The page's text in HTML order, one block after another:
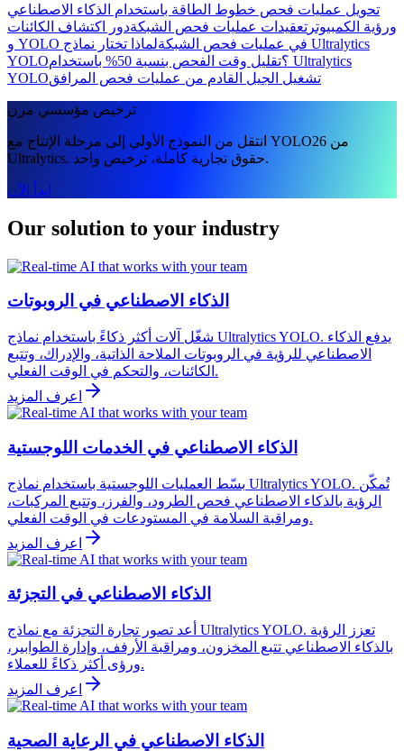
تحويل عمليات فحص خطوط الطاقة باستخدام الذكاء الاصطناعي
ورؤية الكمبيوتر تعقيدات عمليات فحص الشبكةدور اكتشاف الكائنات
و YOLO في عمليات فحص الشبكةلماذا تختار نماذج Ultralytics
YOLO؟
تقليل وقت الفحص بنسبة 50% باستخدام Ultralytics
YOLOتشغيل الجيل القادم من عمليات فحص المرافق
ترخيص مؤسسي مرن
انتقل من النموذج الأولي إلى مرحلة الإنتاج مع YOLO26 من
Ultralytics. حقوق تجارية كاملة، ترخيص واحد.
ابدأ الآن
Our solution to your industry
الذكاء الاصطناعي في الروبوتات
شغّل آلات أكثر ذكاءً باستخدام نماذج Ultralytics YOLO. يدفع الذكاء
الاصطناعي للرؤية في الروبوتات الملاحة الذاتية، والإدراك، وتتبع
الكائنات، والتحكم في الوقت الفعلي.
اعرف المزيد
الذكاء الاصطناعي في الخدمات اللوجستية
بسّط العمليات اللوجستية باستخدام نماذج Ultralytics YOLO. تُمكّن
الرؤية بالذكاء الاصطناعي فحص الطرود، والفرز، وتتبع المركبات،
ومراقبة السلامة في المستودعات في الوقت الفعلي.
اعرف المزيد
الذكاء الاصطناعي في التجزئة
أعد تصور تجارة التجزئة مع نماذج Ultralytics YOLO. تعزز الرؤية
بالذكاء الاصطناعي تتبع المخزون، ومراقبة الأرفف، وإدارة الطوابير،
ورؤى أكثر ذكاءً للعملاء.
اعرف المزيد
الذكاء الاصطناعي في الرعاية الصحية